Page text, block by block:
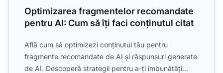
Optimizarea fragmentelor recomandate
pentru AI: Cum să îți faci conținutul citat
Află cum să optimizezi conținutul tău pentru
fragmente recomandate de AI și răspunsuri generate
de AI. Descoperă strategii pentru a-ți îmbunătăți